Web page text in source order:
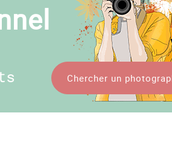
Chercher un